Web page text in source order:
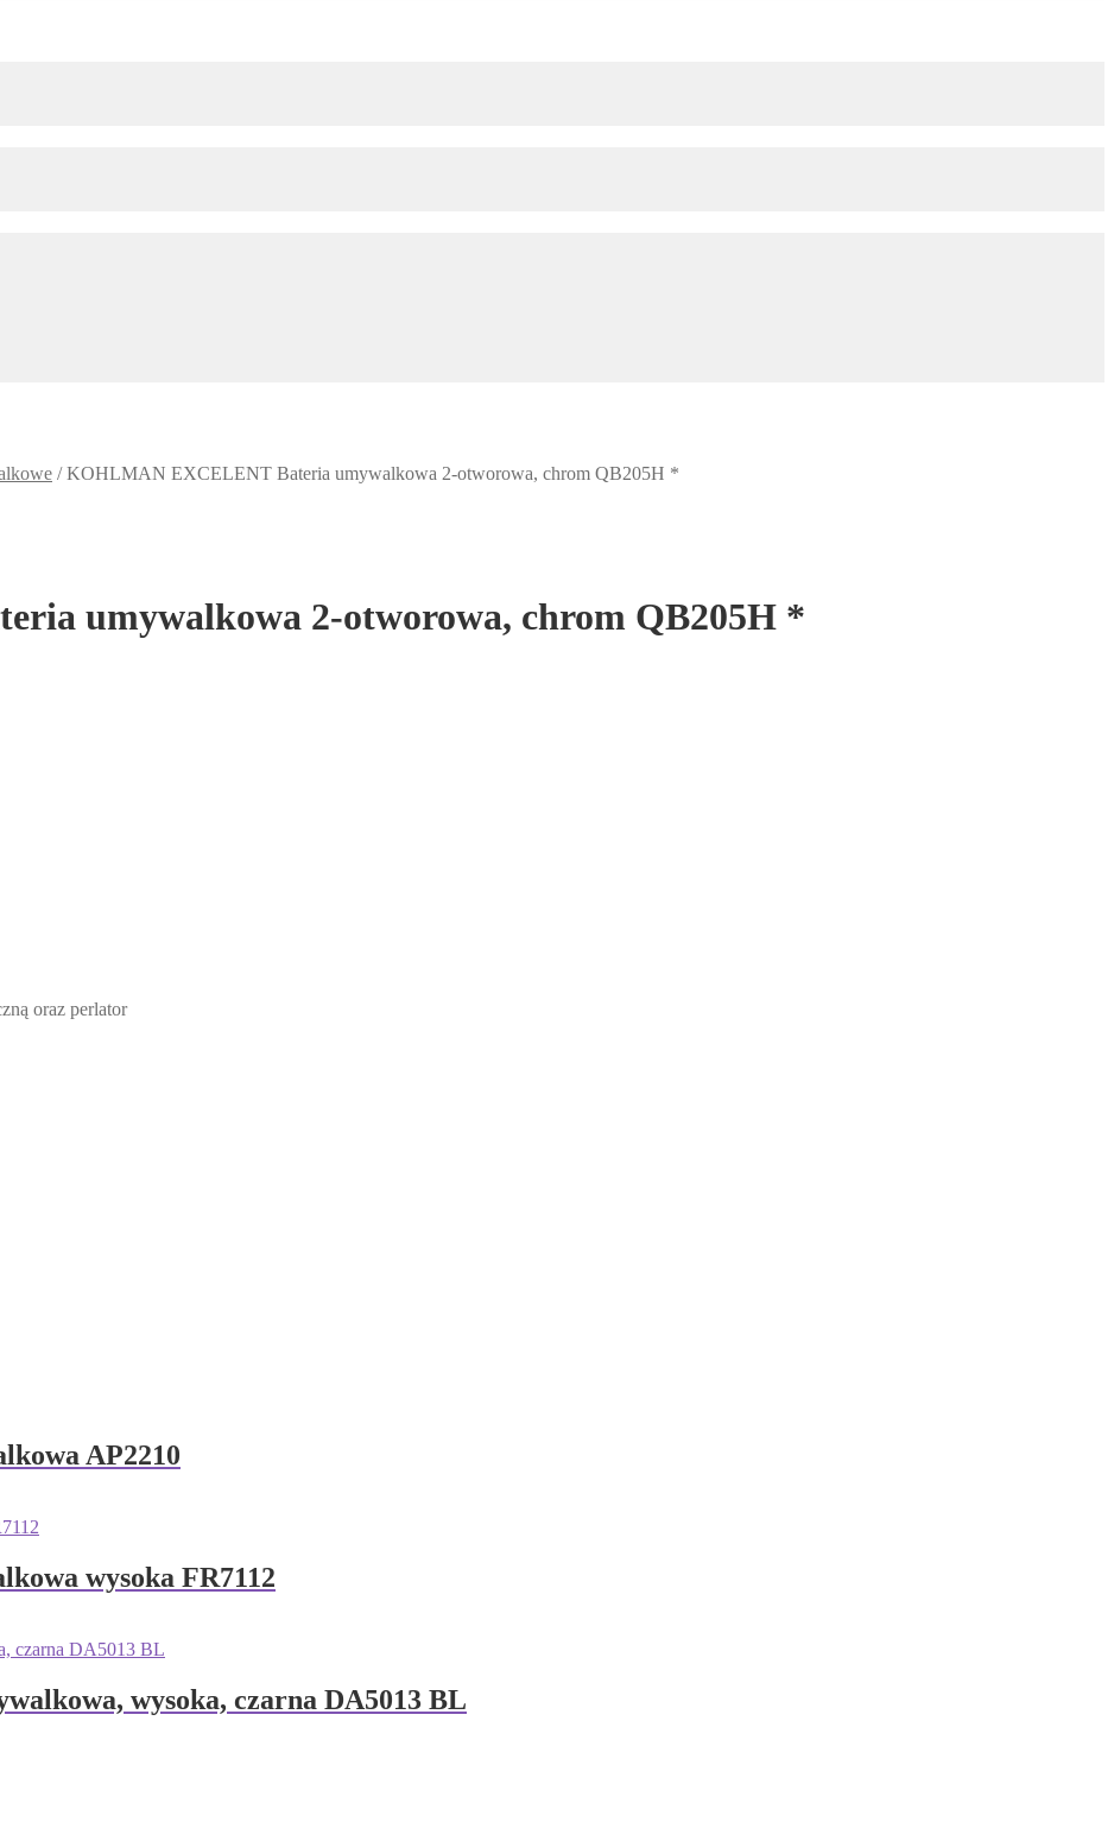
/KOHLMAN EXCELENT Bateria umywalkowa 2-otworowa, chrom QB205H *
umywalkowa 2-otworowa, chrom QB205H *
oraz perlator
AP2210
wysoka FR7112
wysoka, czarna DA5013 BL